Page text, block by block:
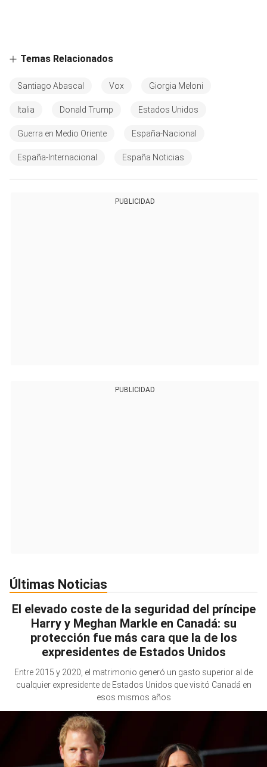
Temas Relacionados
Santiago Abascal Vox Giorgia Meloni
Italia Donald Trump Estados Unidos
Guerra en Medio Oriente España-Nacional
España-Internacional España Noticias
PUBLICIDAD
PUBLICIDAD
Últimas Noticias
El elevado coste de la seguridad del príncipe
Harry y Meghan Markle en Canadá: su
protección fue más cara que la de los
expresidentes de Estados Unidos
Entre 2015 y 2020, el matrimonio generó un gasto superior al de
cualquier expresidente de Estados Unidos que visitó Canadá en
esos mismos años